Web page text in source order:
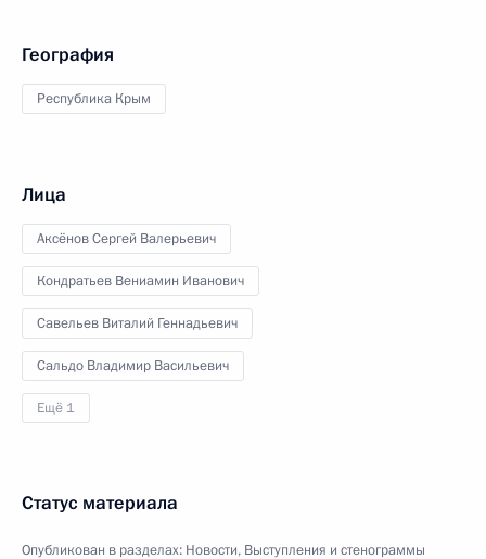
География
Республика Крым
Лица
Аксёнов Сергей Валерьевич
Кондратьев Вениамин Иванович
Савельев Виталий Геннадьевич
Сальдо Владимир Васильевич
Ещё 1
Статус материала
Опубликован в разделах: Новости, Выступления и стенограммы